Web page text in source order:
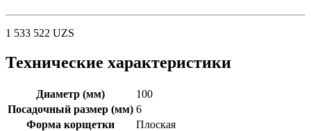
1 533 522 UZS
Технические характеристики
Диаметр (мм)
100
Посадочный размер (мм) 6
Форма корщетки
Плоская